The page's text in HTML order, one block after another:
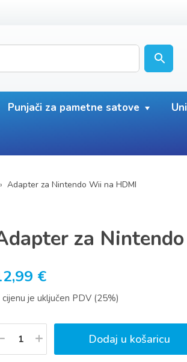
Punjači za pametne satove
› Adapter za Nintendo Wii na HDMI
za
€
cijenu je uključen PDV (25%)
Količina Dodaj u košaricu